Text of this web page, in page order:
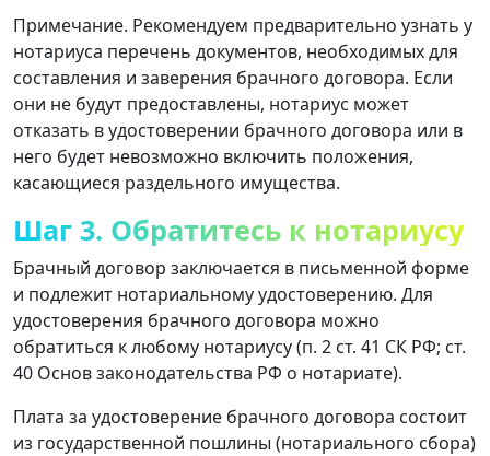
Примечание. Рекомендуем предварительно узнать у
нотариуса перечень документов, необходимых для
составления и заверения брачного договора. Если
они не будут предоставлены, нотариус может
отказать в удостоверении брачного договора или в
него будет невозможно включить положения,
касающиеся раздельного имущества.
Шаг 3. Обратитесь к нотариусу
Брачный договор заключается в письменной форме
и подлежит нотариальному удостоверению. Для
удостоверения брачного договора можно
обратиться к любому нотариусу (п. 2 ст. 41 СК РФ; ст.
40 Основ законодательства РФ о нотариате).
Плата за удостоверение брачного договора состоит
из государственной пошлины (нотариального сбора)